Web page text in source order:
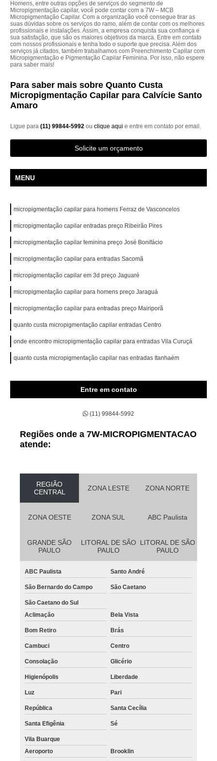
Homens, entre outras opções de serviços do segmento de
Micropigmentação capilar, você pode contar com a 7W – MCB
Micropigmentação Capilar. Com a organização você consegue tirar as
suas dúvidas sobre os serviços do ramo, além de contar com os melhores
profissionais e instalações. Assim, a empresa conquista sua confiança e
sua satisfação, que são os maiores objetivos da marca. Entre em contato
com nossos profissionais e tenha todo o suporte que precisa. Além dos
serviços já citados, também trabalhamos com Preenchimento Capilar com
Micropigmentação e Pigmentação Capilar Feminina. Por isso, não espere
para saber mais!
Para saber mais sobre Quanto Custa
Micropigmentação Capilar para Calvície Santo
Amaro
Ligue para(11) 99844-5992ouclique aqui e entre em contato por email.
Solicite um orçamento
MENU
micropigmentação capilar para homens Ferraz de Vasconcelos
micropigmentação capilar entradas preço Ribeirão Pires
micropigmentação capilar feminina preço José Bonifácio
micropigmentação capilar para entradas Sacomã
micropigmentação capilar em 3d preço Jaguaré
micropigmentação capilar para homens preço Jaraguá
micropigmentação capilar para entradas preço Mairiporã
quanto custa micropigmentação capilar entradas Centro
onde encontro micropigmentação capilar para entradas Vila Curuçá
quanto custa micropigmentação capilar nas entradas Itanhaém
Entre em contato
(11) 99844-5992
Regiões onde a 7W-MICROPIGMENTACAO
atende:
REGIÃO
CENTRAL
ZONA LESTE ZONA NORTE
ZONA OESTE ZONA SUL ABC Paulista
GRANDE SÃO
PAULO
LITORAL DE SÃO
PAULO
LITORAL DE SÃO
PAULO
ABC Paulista Santo André
São Bernardo do Campo São Caetano
São Caetano do Sul
Aclimação
Bela Vista
Bom Retiro Brás
Cambuci Centro
Consolação Glicério
Higienópolis Liberdade
Luz Pari
República Santa Cecília
Santa Efigênia Sé
Vila Buarque
Aeroporto
Brooklin